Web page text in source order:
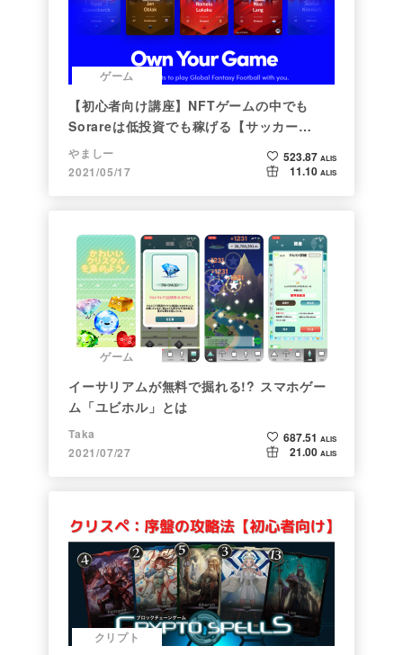
ゲーム
【初心者向け講座】NFTゲームの中でも
Sorareは低投資でも稼げる【サッカー
×NFT×BCG】
やましー
2021/05/17
523.87 ALIS
11.10 ALIS
ゲーム
イーサリアムが無料で掘れる!? スマホゲー
ム「ユビホル」とは
Taka
2021/07/27
687.51 ALIS
21.00 ALIS
クリプト